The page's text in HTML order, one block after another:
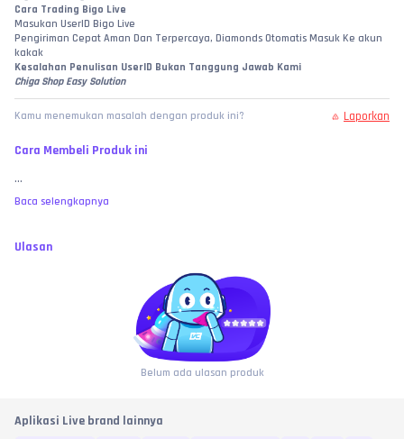
Cara Trading Bigo Live
Pengiriman Cepat Aman Dan Terpercaya, Diamonds Otomatis Masuk Ke akun
kakak
Kesalahan Penulisan UserID Bukan Tanggung Jawab Kami
Chiga Shop Easy Solution
Kamu menemukan masalah dengan produk ini? Laporkan
Cara Membeli Produk ini
...
Baca selengkapnya
Ulasan
Belum ada ulasan produk
Aplikasi Live brand lainnya